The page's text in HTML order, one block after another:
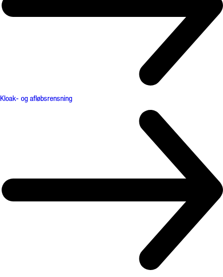
Kloak- og afløbsrensning